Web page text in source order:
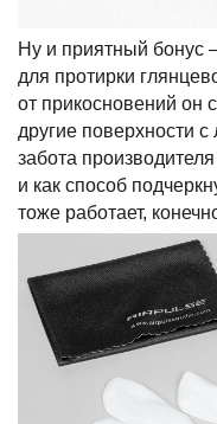
Ну и приятный бонус
для протирки
от прикосновений он
другие поверхности
забота
и как способ
тоже работает,